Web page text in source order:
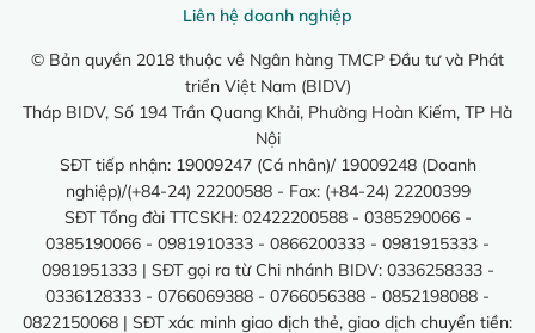
Liên hệ doanh nghiệp
© Bản quyền 2018 thuộc về Ngân hàng TMCP Đầu tư và Phát
triển Việt Nam (BIDV)
Tháp BIDV, Số 194 Trần Quang Khải, Phường Hoàn Kiếm, TP Hà
Nội
SĐT tiếp nhận: 19009247 (Cá nhân)/ 19009248 (Doanh
nghiệp)/(+84-24) 22200588 - Fax: (+84-24) 22200399
SĐT Tổng đài TTCSKH: 02422200588 - 0385290066 -
0385190066 - 0981910333 - 0866200333 - 0981915333 -
0981951333 | SĐT gọi ra từ Chi nhánh BIDV: 0336258333 -
0336128333 - 0766069388 - 0766056388 - 0852198088 -
0822150068 | SĐT xác minh giao dịch thẻ, giao dịch chuyển tiền: